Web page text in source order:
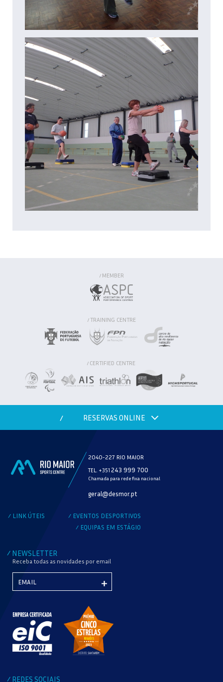
/ MEMBER
/ TRAINING CENTRE
/ CERTIFIED CENTRE
/ RESERVAS ONLINE
2040-227 RIO MAIOR
TEL. +351 243 999 700
Chamada para rede fixa nacional
geral@desmor.pt
/ LINK ÚTEIS / EVENTOS DESPORTIVOS
/ EQUIPAS EM ESTÁGIO
/ NEWSLETTER
Receba todas as novidades por email
/ REDES SOCIAIS